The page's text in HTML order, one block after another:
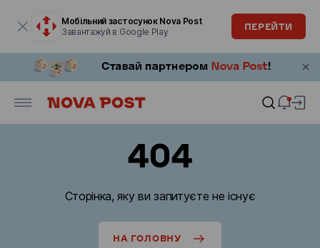
Мобільний застосунок Nova Post
Завантажуй в Google Play
ПЕРЕЙТИ
404
Сторінка, яку ви запитуєте не існує
НА ГОЛОВНУ